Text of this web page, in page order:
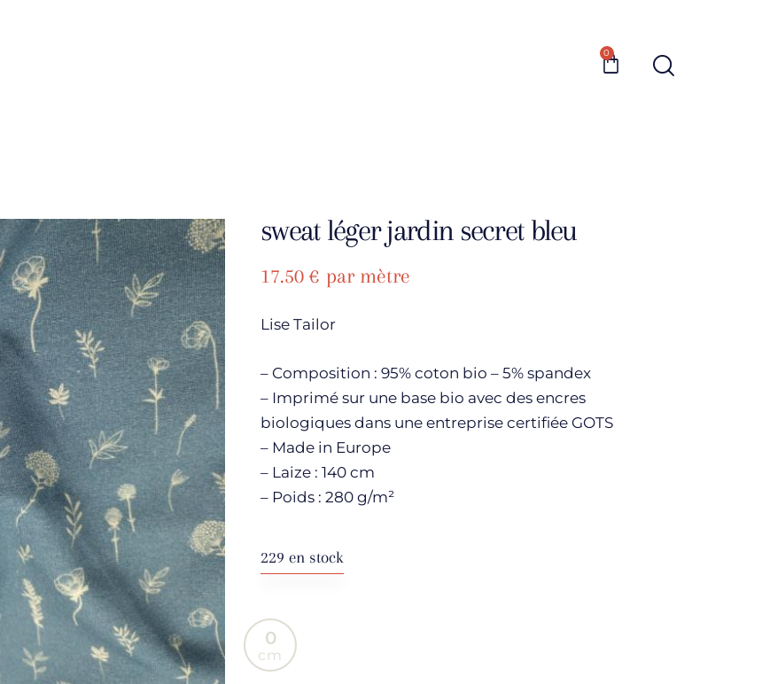
0
sweat léger jardin secret bleu
17.50€ par mètre
Lise Tailor
– Composition : 95% coton bio – 5% spandex
– Imprimé sur une base bio avec des encres
biologiques dans une entreprise certifiée GOTS
– Made in Europe
– Laize : 140 cm
– Poids : 280 g/m²
229 en stock
0